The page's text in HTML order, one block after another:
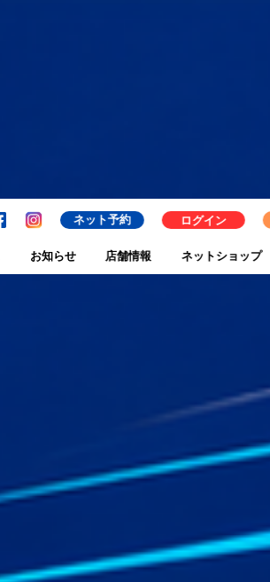
ネット予約 ログイン
お知らせ 店舗情報 ネットショップ